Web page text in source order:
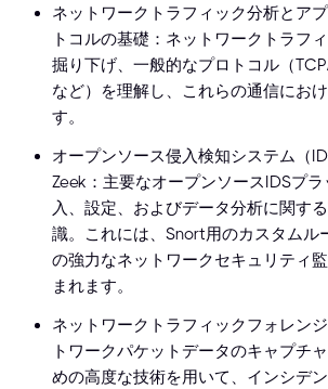
ネットワークトラフィック分析とア
トコルの基礎：ネットワークトラフ
掘り下げ、一般的なプロトコル（
など）を理解し、これらの通信にお
す。
オープンソース侵入検知システム（
Zeek：主要なオープンソースIDSプ
入、設定、およびデータ分析に関す
識。これには、Snort用のカスタムル
の強力なネットワークセキュリティ
まれます。
ネットワークトラフィックフォレン
トワークパケットデータのキャプチ
めの高度な技術を用いて、インシデ